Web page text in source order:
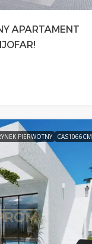
APARTAMENT
PIERWOTNY CAS1066CM
SOLARIUM W